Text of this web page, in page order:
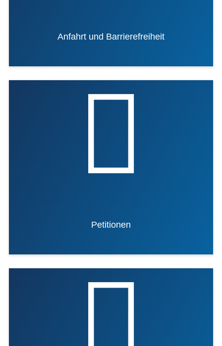
Anfahrt und Barrierefreiheit
Petitionen